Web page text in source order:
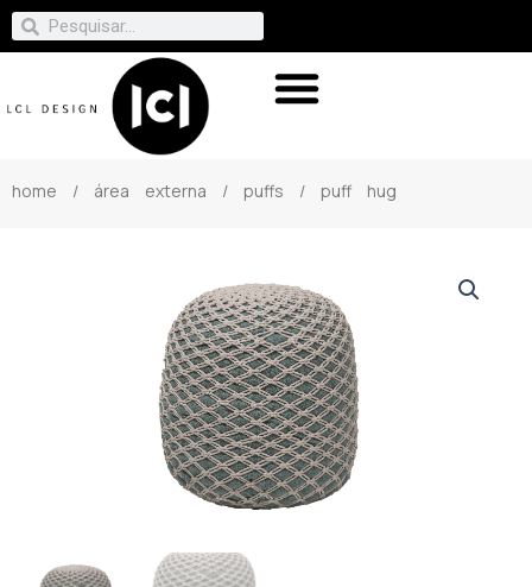
home / área externa / puffs / puff hug